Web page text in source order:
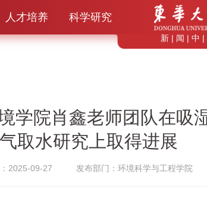
人才培养 科学研究
新 | 闻 | 中 |
学院肖鑫老师团队在吸
取水研究上取得进展
2025-09-27 发布部门：环境科学与工程学院